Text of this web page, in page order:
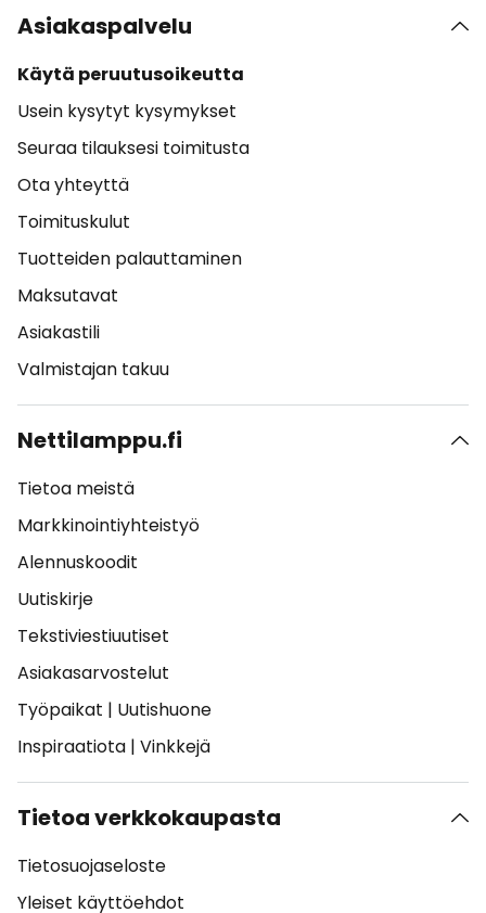
Asiakaspalvelu
Käytä peruutusoikeutta
Usein kysytyt kysymykset
Seuraa tilauksesi toimitusta
Ota yhteyttä
Toimituskulut
Tuotteiden palauttaminen
Maksutavat
Asiakastili
Valmistajan takuu
Nettilamppu.fi
Tietoa meistä
Markkinointiyhteistyö
Alennuskoodit
Uutiskirje
Tekstiviestiuutiset
Asiakasarvostelut
Työpaikat | Uutishuone
Inspiraatiota | Vinkkejä
Tietoa verkkokaupasta
Tietosuojaseloste
Yleiset käyttöehdot